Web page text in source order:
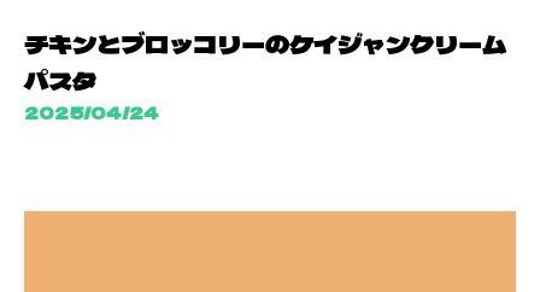
チキンとブロッコリーのケイジャンクリーム
パスタ
2025/04/24